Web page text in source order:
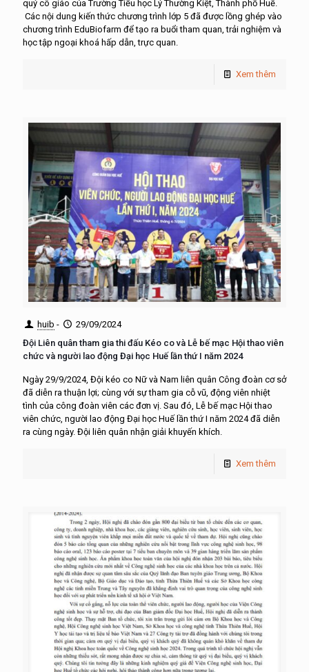
quý cô giáo của Trường Tiểu học Lý Thường Kiệt, Thành phố Huế.
Các nội dung kiến thức chương trình lớp 5 đã được lồng ghép vào
chương trình EduBiofarm để tạo ra buổi tham quan, trải nghiệm và
học tập ngoại khoá hấp dẫn, trực quan.
Xem thêm
huib -
29/09/2024
Đội Liên quân tham gia thi đấu Kéo co và Lễ bế mạc Hội thao viên
chức và người lao động Đại học Huế lần thứ I năm 2024
Ngày 29/9/2024, Đội kéo co Nữ và Nam liên quân Công đoàn cơ sở
đã diễn ra thuận lợi; cùng với sự tham gia cỗ vũ, động viên nhiệt
tình của công đoàn viên các đơn vị. Sau đó, Lễ bế mạc Hội thao
viên chức, người lao động Đại học Huế lần thứ I năm 2024 đã diễn
ra cùng ngày. Đội liên quân nhận giải khuyến khích.
Xem thêm